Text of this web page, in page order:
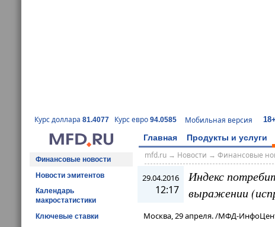
Курс доллара 81.4077 Курс евро 94.0585 Мобильная версия 18+
Главная Продукты и услуги
Финансовые новости
Новости эмитентов
Календарь
макростатистики
Ключевые ставки
mfd.ru→ Новости → Финансовые
29.04.2016
12:17
Индекс
выражении
Москва, 29 апреля. /МФД-